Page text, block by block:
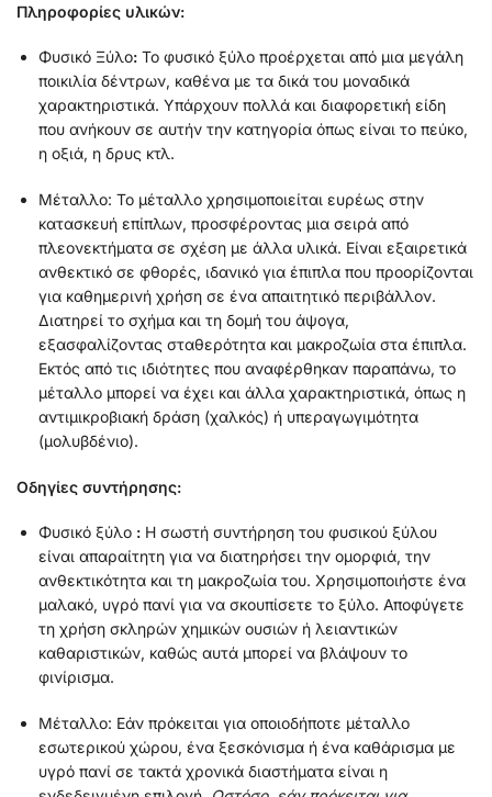
Πληροφορίες υλικών:
Φυσικό Ξύλο: Το φυσικό ξύλο προέρχεται από μια μεγάλη
ποικιλία δέντρων, καθένα με τα δικά του μοναδικά
χαρακτηριστικά. Υπάρχουν πολλά και διαφορετική είδη
που ανήκουν σε αυτήν την κατηγορία όπως είναι το πεύκο,
η οξιά, η δρυς κτλ.
Μέταλλο: Το μέταλλο χρησιμοποιείται ευρέως στην
κατασκευή επίπλων, προσφέροντας μια σειρά από
πλεονεκτήματα σε σχέση με άλλα υλικά. Είναι εξαιρετικά
ανθεκτικό σε φθορές, ιδανικό για έπιπλα που προορίζονται
για καθημερινή χρήση σε ένα απαιτητικό περιβάλλον.
Διατηρεί το σχήμα και τη δομή του άψογα,
εξασφαλίζοντας σταθερότητα και μακροζωία στα έπιπλα.
Εκτός από τις ιδιότητες που αναφέρθηκαν παραπάνω, το
μέταλλο μπορεί να έχει και άλλα χαρακτηριστικά, όπως η
αντιμικροβιακή δράση (χαλκός) ή υπεραγωγιμότητα
(μολυβδένιο).
Οδηγίες συντήρησης:
Φυσικό ξύλο : Η σωστή συντήρηση του φυσικού ξύλου
είναι απαραίτητη για να διατηρήσει την ομορφιά, την
ανθεκτικότητα και τη μακροζωία του. Χρησιμοποιήστε ένα
μαλακό, υγρό πανί για να σκουπίσετε το ξύλο. Αποφύγετε
τη χρήση σκληρών χημικών ουσιών ή λειαντικών
καθαριστικών, καθώς αυτά μπορεί να βλάψουν το
φινίρισμα.
Μέταλλο: Εάν πρόκειται για οποιοδήποτε μέταλλο
εσωτερικού χώρου, ένα ξεσκόνισμα ή ένα καθάρισμα με
υγρό πανί σε τακτά χρονικά διαστήματα είναι η